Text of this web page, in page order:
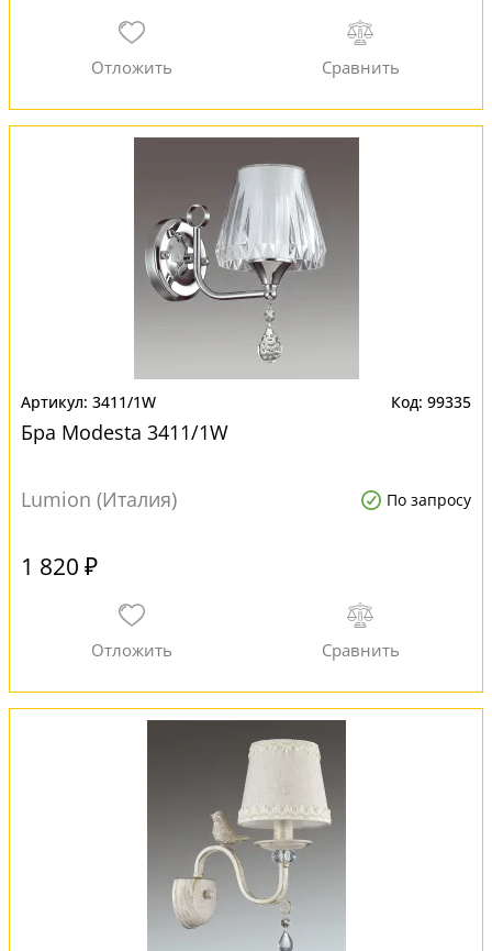
3411/1W 99335
Бра Modesta 3411/1W
Lumion (Италия) По запросу
1 820 ₽